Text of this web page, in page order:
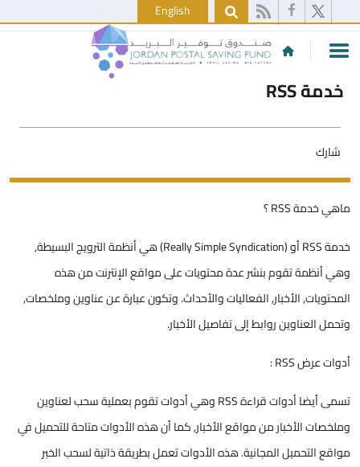
English
خدمة RSS
شارك
​​​​​ماهي خدمة RSS ؟
خدمة RSS أو (Really Simple Syndication) هي أنظمة الترويج البسيطة,
وهي أنظمة تقوم بنشر عدة محتويات على مواقع الإنترنت من هذه
المحتويات, الأخبار, الفعاليات والأحداث. وتكون عبارة عن عناوين وملخصات,
وتحمل العناوين روابط إلى تفاصيل الأخبار.
أدوات عرض RSS :
تسمى أيضا أدوات قراءة RSS وهي أدوات تقوم بعملية سحب لعناوين
وملخصات الأخبار من مواقع الأخبار, كما أن هذه الأدوات متاحة للتحميل في
مواقع التحميل المجانية. هذه الأدوات تعمل بطريقة ذاتية لسحب الخبر